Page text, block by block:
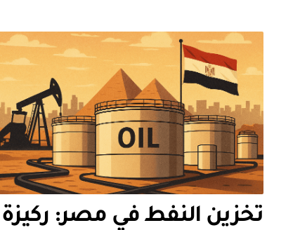
تخزين النفط في مصر: ركيزة